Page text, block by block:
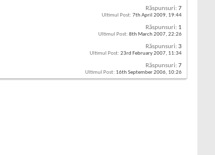
Răspunsuri: 7
Ultimul Post: 7th April 2009, 19:44
Răspunsuri: 1
Ultimul Post: 8th March 2007, 22:26
Răspunsuri: 3
Ultimul Post: 23rd February 2007, 11:34
Răspunsuri: 7
Ultimul Post: 16th September 2006, 10:26